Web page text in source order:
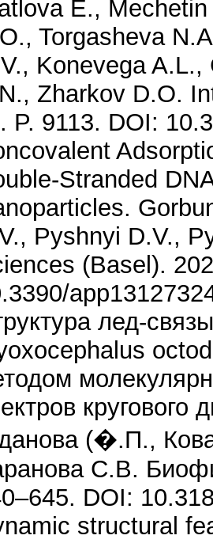
E.,
Torgasheva
Konevega
Zharkov D.O.
P. 9113. DOI:
Stranded
Pyshnyi D.V.,
(Basel).
лед-
кругового
(�.П.,
С.В.
DOI:
structural